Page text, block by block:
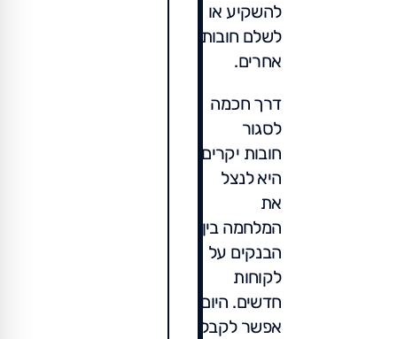
להשקיע או
לשלם חובות
אחרים.
דרך חכמה
לסגור
חובות יקרים
היא לנצל
את
המלחמה בין
הבנקים על
לקוחות
חדשים. היום
אפשר לקבל